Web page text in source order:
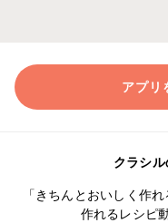
アプリ
クラシ
「きちんとおいしく作
作れるレシピ